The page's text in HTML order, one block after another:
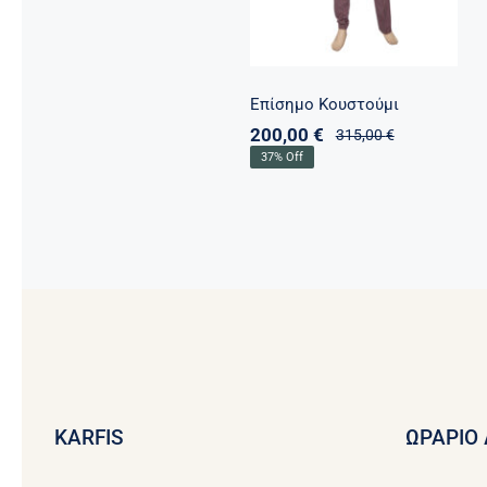
Επίσημο Κουστούμι
315,00€Original
200,00€
Η
37% Off
KARFIS ΩΡΑΡΙΟ